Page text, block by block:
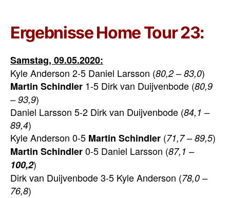
Ergebnisse Home Tour 23:
Samstag, 09.05.2020:
Kyle Anderson 2-5 Daniel Larsson (80,2 – 83,0)
Martin Schindler 1-5 Dirk van Duijvenbode (80,9
– 93,9)
Daniel Larsson 5-2 Dirk van Duijvenbode (84,1 –
89,4)
Kyle Anderson 0-5 Martin Schindler (71,7 – 89,5)
Martin Schindler0-5 Daniel Larsson (87,1 –
100,2)
Dirk van Duijvenbode 3-5 Kyle Anderson (78,0 –
76,8)